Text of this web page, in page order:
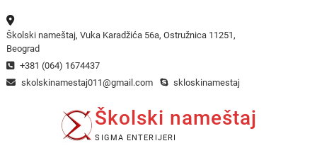
to
content
Školski nameštaj, Vuka Karadžića 56a, Ostružnica 11251,
Beograd
+381 (064) 1674437
skolskinamestaj011@gmail.com
skloskinamestaj
Školski nameštaj
SIGMA ENTERIJERI